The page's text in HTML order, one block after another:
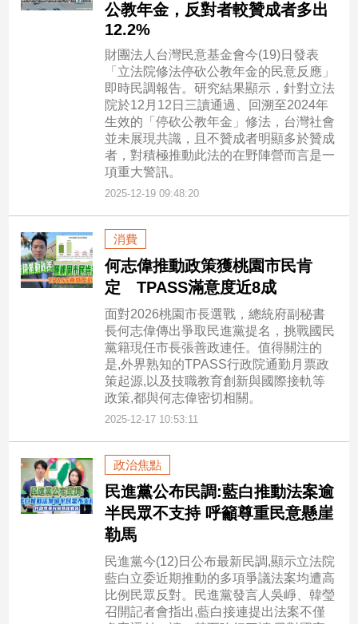
公教年金，反對者較贊成者多出
12.2%
財團法人台灣民意基金會今(19)日發表
「立法院修法停砍公教年金的民意反應」
即時民調報告。研究結果顯示，針對立法
院於12月12日三讀通過、回溯至2024年
生效的「停砍公教年金」修法，台灣社會
並未展現共識，且不贊成者明顯多於贊成
者，對積極推動此法的在野陣營而言是一
項重大警訊。
2025-12-19 09:48:20
消費
何志偉推動政策獲桃園市民肯
定 TPASS滿意度近8成
面對2026桃園市長選戰，總統府副秘書
長何志偉傳出爭取民進黨提名，挑戰國民
黨籍現任市長張善政連任。值得關注的
是,外界熟知的TPASS行政院通勤月票政
策起源,以及技職教育創新與國際接軌等
政策,都與何志偉密切相關。
2025-12-17 10:53:11
政治焦點
民進黨公布民調:藍白推動法案逾
半民眾不支持 呼籲尊重民意懸崖
勒馬
民進黨今(12)日公布最新民調,顯示立法院
藍白立委近期推動的多項爭議法案均遭高
比例民眾反對。民進黨發言人吳崢、韓瑩
召開記者會指出,藍白接連提出法案不僅